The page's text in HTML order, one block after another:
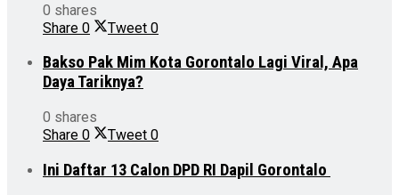
0 shares
Share 0 Tweet 0
Bakso Pak Mim Kota Gorontalo Lagi Viral, Apa
Daya Tariknya?
0 shares
Share 0 Tweet 0
Ini Daftar 13 Calon DPD RI Dapil Gorontalo